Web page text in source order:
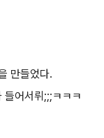
만들었다.
들어서뤼;;;ㅋㅋㅋ